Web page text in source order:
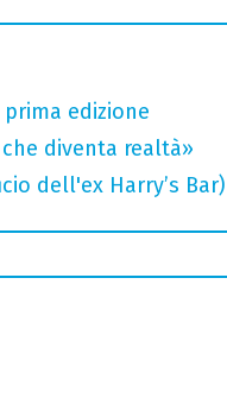
edizione
diventa realtà»
dell'ex Harry’s Bar)